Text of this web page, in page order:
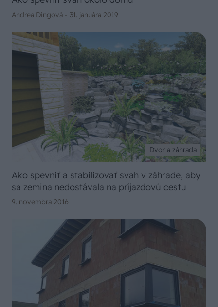
Andrea Dingová - 31. januára 2019
Dvor a záhrada
Ako spevniť a stabilizovať svah v záhrade, aby
sa zemina nedostávala na príjazdovú cestu
9. novembra 2016